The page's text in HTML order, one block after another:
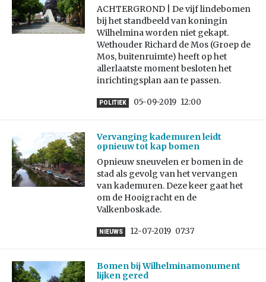
ACHTERGROND | De vijf lindebomen
bij het standbeeld van koningin
Wilhelmina worden niet gekapt.
Wethouder Richard de Mos (Groep de
Mos, buitenruimte) heeft op het
allerlaatste moment besloten het
inrichtingsplan aan te passen.
POLITIEK 05-09-2019 12:00
Vervanging kademuren leidt
opnieuw tot kap bomen
Opnieuw sneuvelen er bomen in de
stad als gevolg van het vervangen
van kademuren. Deze keer gaat het
om de Hooigracht en de
Valkenboskade.
NIEUWS 12-07-2019 07:37
Bomen bij Wilhelminamonument
lijken gered